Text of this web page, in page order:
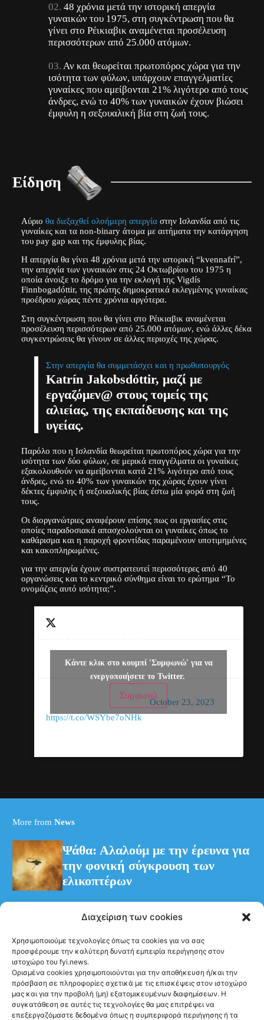
Διαχείριση των cookies
Χρησιμοποιούμε τεχνολογίες όπως τα cookies για να σας
προσφέρουμε την καλύτερη δυνατή εμπειρία περιήγησης στον
ιστοχώρο του fyi.news.
Ορισμένα cookies χρησιμοποιούνται για την αποθήκευση ή/και την
πρόσβαση σε πληροφορίες σχετικά με τις επισκέψεις στον ιστοχώρο
μας και για την προβολή (μη) εξατομικευμένων διαφημίσεων. Η
συγκατάθεση σε αυτές τις τεχνολογίες θα μας επιτρέψει να
επεξεργαζόμαστε δεδομένα όπως η συμπεριφορά περιήγησης ή τα
48 χρόνια μετά την ιστορική απεργία
γυναικών του 1975, στη συγκέντρωση που θα
γίνει στο Ρέικιαβικ αναμένεται προσέλευση
περισσότερων από 25.000 ατόμων.
Αν και θεωρείται πρωτοπόρος χώρα για την
ισότητα των φύλων, υπάρχουν επαγγελματίες
γυναίκες που αμείβονται 21% λιγότερο από τους
άνδρες, ενώ το 40% των γυναικών έχουν βιώσει
έμφυλη η σεξουαλική βία στη ζωή τους.
Είδηση
Αύριο θα διεξαχθεί ολοήμερη απεργίαστην Ισλανδία από τις
γυναίκες και τα non-binary άτομα με αιτήματα την κατάργηση
του pay gap και της έμφυλης βίας.
Η απεργία θα γίνει 48 χρόνια μετά την ιστορική “kvennafrí”,
την απεργία των γυναικών στις 24 Οκτωβρίου του 1975 η
οποία άνοιξε το δρόμο για την εκλογή της Vigdís
Finnbogadóttir, της πρώτης δημοκρατικά εκλεγμένης γυναίκας
προέδρου χώρας πέντε χρόνια αργότερα.
Στη συγκέντρωση που θα γίνει στο Ρέικιαβικ αναμένεται
προσέλευση περισσότερων από 25.000 ατόμων, ενώ άλλες δέκα
συγκεντρώσεις θα γίνουν σε άλλες περιοχές της χώρας.
Στην απεργία θα συμμετάσχει και η πρωθυπουργός
Katrín Jakobsdóttir, μαζί με
εργαζόμεν@ στους τομείς της
αλιείας, της εκπαίδευσης και της
υγείας.
Παρόλο που η Ισλανδία θεωρείται πρωτοπόρος χώρα για την
ισότητα των δύο φύλων, σε μερικά επαγγέλματα οι γυναίκες
εξακολουθούν να αμείβονται κατά 21% λιγότερο από τους
άνδρες, ενώ το 40% των γυναικών της χώρας έχουν γίνει
δέκτες έμφυλης ή σεξουαλικής βίας έστω μία φορά στη ζωή
τους.
Οι διοργανώτριες αναφέρουν επίσης πως οι εργασίες στις
οποίες παραδοσιακά απασχολούνται οι γυναίκες όπως το
καθάρισμα και η παροχή φροντίδας παραμένουν υποτιμημένες
και κακοπληρωμένες.
για την απεργία έχουν συστρατευτεί περισσότερες από 40
οργανώσεις και το κεντρικό σύνθημα είναι το ερώτημα “Το
ονομάζεις αυτό ισότητα;”.
day women’s
strike in 48 years
aims to close pay
https://t.co/WSYbe7oNHk
— The
Guardian
(@guardian)
October 23, 2023
Κάντε κλικ στο κουμπί 'Συμφωνώ' για να
ενεργοποιήσετε το Twitter.
Συμφωνώ
More from News
Ψάθα: Αλαλούμ με την έρευνα για
την φονική σύγκρουση των
ελικοπτέρων
για προσωρινό διάδρομο στα
Στενά του Ορμούζ